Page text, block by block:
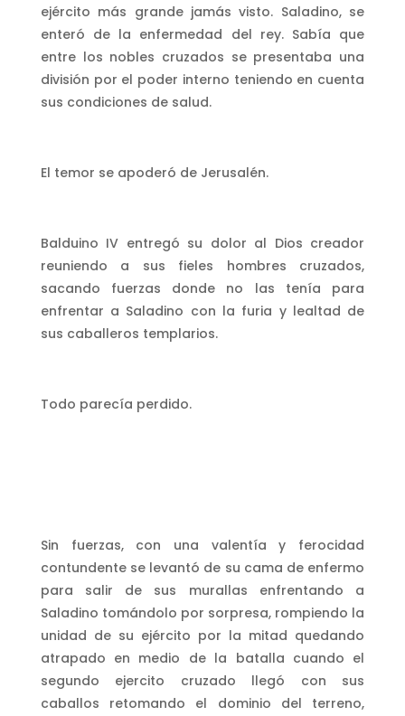
ejército más grande jamás visto. Saladino, se
enteró de la enfermedad del rey. Sabía que
entre los nobles cruzados se presentaba una
división por el poder interno teniendo en cuenta
sus condiciones de salud.
El temor se apoderó de Jerusalén.
Balduino IV entregó su dolor al Dios creador
reuniendo a sus fieles hombres cruzados,
sacando fuerzas donde no las tenía para
enfrentar a Saladino con la furia y lealtad de
sus caballeros templarios.
Todo parecía perdido.
Sin fuerzas, con una valentía y ferocidad
contundente se levantó de su cama de enfermo
para salir de sus murallas enfrentando a
Saladino tomándolo por sorpresa, rompiendo la
unidad de su ejército por la mitad quedando
atrapado en medio de la batalla cuando el
segundo ejercito cruzado llegó con sus
caballos retomando el dominio del terreno,